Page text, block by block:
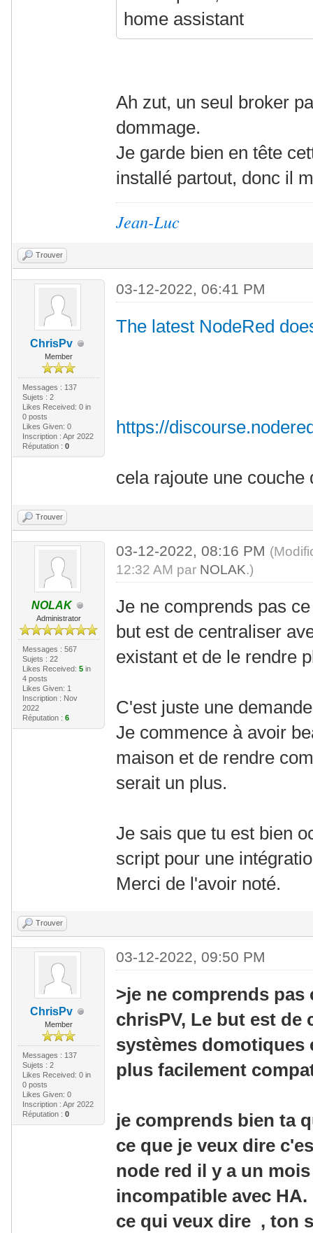
home assistant
Ah zut, un seul broker
dommage.
Je garde bien en tête
installé partout, donc il
Jean-Luc
Trouver
ChrisPv
Member
Messages : 137
Sujets : 2
Likes Received: 0in
0 posts
Likes Given: 0
Inscription : Apr 2022
Réputation : 0
03-12-2022, 06:41 PM
The latest NodeRed
https://
cela rajoute une couche
Trouver
NOLAK
Administrator
Messages : 567
Sujets : 22
Likes Received: 5in
4 posts
Likes Given: 1
Inscription : Nov
2022
Réputation : 6
03-12-2022, 08:16 PM
12:32 AM par NOLAK.)
Je ne comprends pas
but est de centraliser
existant et de le rendre
C'est juste une
Je commence à avoir
maison et de rendre
serait un plus.
Je sais que tu est bien
script pour une
Merci de l'avoir noté.
Trouver
ChrisPv
Member
Messages : 137
Sujets : 2
Likes Received: 0in
0 posts
Likes Given: 0
Inscription : Apr 2022
Réputation : 0
03-12-2022, 09:50 PM
>je ne comprends pas
chrisPV, Le but est de
systèmes domotiques
plus facilement
je comprends bien ta
ce que je veux dire
node red il y a un
incompatible avec HA.
ce qui veux dire , ton